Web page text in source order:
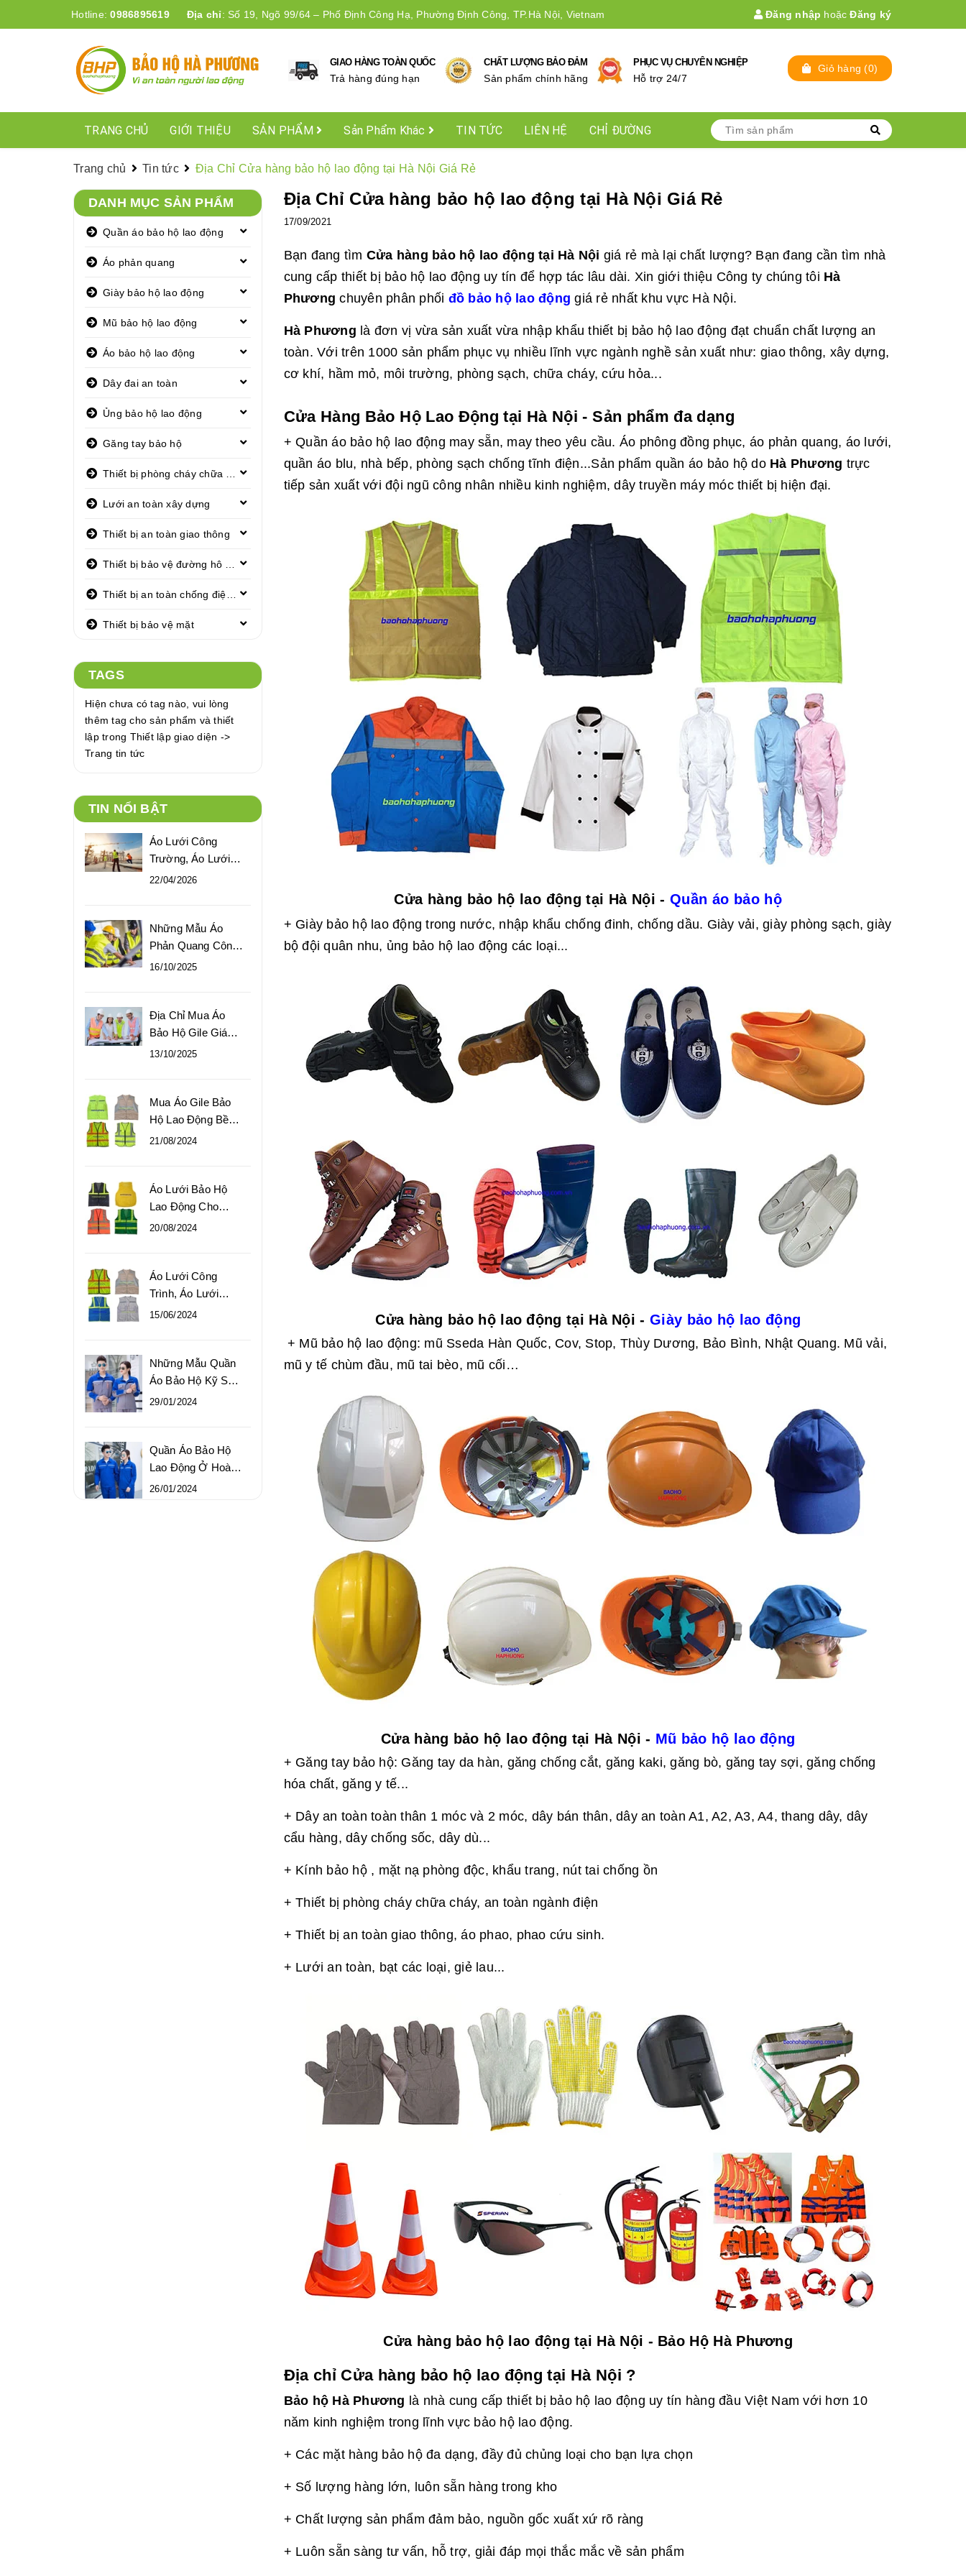
Hotline:0986895619 Địa chỉ: Số 19, Ngõ 99/64 – Phố Định Công Hạ, Phường Định Công, TP.Hà Nội, Vietnam Đăng nhập hoặc Đăng ký
GIAO HÀNG TOÀN QUỐC
Trả hàng đúng hạn
CHẤT LƯỢNG BẢO ĐẢM
Sản phẩm chính hãng
PHỤC VỤ CHUYÊN NGHIỆP
Hỗ trợ 24/7
Giỏ hàng (0)
TRANG CHỦ GIỚI THIỆU SẢN PHẨM Sản Phẩm Khác TIN TỨC LIÊN HỆ CHỈ ĐƯỜNG
Trang chủ Tin tức Địa Chỉ Cửa hàng bảo hộ lao động tại Hà Nội Giá Rẻ
Địa Chỉ Cửa hàng bảo hộ lao động tại Hà Nội Giá Rẻ
17/09/2021
Bạn đang tìm Cửa hàng bảo hộ lao động tại Hà Nội giá rẻ mà lại chất lượng? Bạn đang cần tìm nhà
cung cấp thiết bị bảo hộ lao động uy tín để hợp tác lâu dài. Xin giới thiệu Công ty chúng tôi Hà
Phương chuyên phân phối đồ bảo hộ lao động giá rẻ nhất khu vực Hà Nội.
Hà Phương là đơn vị vừa sản xuất vừa nhập khẩu thiết bị bảo hộ lao động đạt chuẩn chất lượng an
toàn. Với trên 1000 sản phẩm phục vụ nhiều lĩnh vực ngành nghề sản xuất như: giao thông, xây dựng,
cơ khí, hầm mỏ, môi trường, phòng sạch, chữa cháy, cứu hỏa...
Cửa Hàng Bảo Hộ Lao Động tại Hà Nội - Sản phẩm đa dạng
+ Quần áo bảo hộ lao động may sẵn, may theo yêu cầu. Áo phông đồng phục, áo phản quang, áo lưới,
quần áo blu, nhà bếp, phòng sạch chống tĩnh điện...Sản phẩm quần áo bảo hộ do Hà Phương trực
tiếp sản xuất với đội ngũ công nhân nhiều kinh nghiệm, dây truyền máy móc thiết bị hiện đại.
Cửa hàng bảo hộ lao động tại Hà Nội -Quần áo bảo hộ
+ Giày bảo hộ lao động trong nước, nhập khẩu chống đinh, chống dầu. Giày vải, giày phòng sạch, giày
bộ đội quân nhu, ủng bảo hộ lao động các loại...
Cửa hàng bảo hộ lao động tại Hà Nội -Giày bảo hộ lao động
+ Mũ bảo hộ lao động: mũ Sseda Hàn Quốc, Cov, Stop, Thùy Dương, Bảo Bình, Nhật Quang. Mũ vải,
mũ y tế chùm đầu, mũ tai bèo, mũ cối…
Cửa hàng bảo hộ lao động tại Hà Nội - Mũ bảo hộ lao động
+ Găng tay bảo hộ: Găng tay da hàn, găng chống cắt, găng kaki, găng bò, găng tay sợi, găng chống
hóa chất, găng y tế...
+ Dây an toàn toàn thân 1 móc và 2 móc, dây bán thân, dây an toàn A1, A2, A3, A4, thang dây, dây
cẩu hàng, dây chống sốc, dây dù...
+ Kính bảo hộ , mặt nạ phòng độc, khẩu trang, nút tai chống ồn
+ Thiết bị phòng cháy chữa cháy, an toàn ngành điện
+ Thiết bị an toàn giao thông, áo phao, phao cứu sinh.
+ Lưới an toàn, bạt các loại, giẻ lau...
Cửa hàng bảo hộ lao động tại Hà Nội - Bảo Hộ Hà Phương
Địa chỉ Cửa hàng bảo hộ lao động tại Hà Nội ?
Bảo hộ Hà Phương là nhà cung cấp thiết bị bảo hộ lao động uy tín hàng đầu Việt Nam với hơn 10
năm kinh nghiệm trong lĩnh vực bảo hộ lao động.
+ Các mặt hàng bảo hộ đa dạng, đầy đủ chủng loại cho bạn lựa chọn
+ Số lượng hàng lớn, luôn sẵn hàng trong kho
+ Chất lượng sản phẩm đảm bảo, nguồn gốc xuất xứ rõ ràng
+ Luôn sẵn sàng tư vấn, hỗ trợ, giải đáp mọi thắc mắc về sản phẩm
DANH MỤC SẢN PHẨM
Quần áo bảo hộ lao động
Áo phản quang
Giày bảo hộ lao động
Mũ bảo hộ lao động
Áo bảo hộ lao động
Dây đai an toàn
Ủng bảo hộ lao động
Găng tay bảo hộ
Lưới an toàn xây dựng
Thiết bị an toàn giao thông
Thiết bị bảo vệ mặt
TAGS
Hiện chưa có tag nào, vui lòng
thêm tag cho sản phẩm và thiết
lập trong Thiết lập giao diện ->
Trang tin tức
TIN NỔI BẬT
Áo Lưới Công
Trường, Áo Lưới
Phản Quang Bảo
22/04/2026
Những Mẫu Áo
Phản Quang Công
Nhân Xây Dựng
16/10/2025
Địa Chỉ Mua Áo
Bảo Hộ Gile Giá
Gốc Tại Xưởng
13/10/2025
Mua Áo Gile Bảo
Hộ Lao Động Bền
Đẹp, Giá Gốc
21/08/2024
Áo Lưới Bảo Hộ
Lao Động Cho
Công Nhân Giá Tốt
20/08/2024
Áo Lưới Công
Trình, Áo Lưới
Công Trường Chất
15/06/2024
Những Mẫu Quần
Áo Bảo Hộ Kỹ Sư
Bền Đẹp Chất
29/01/2024
Quần Áo Bảo Hộ
Lao Động Ở Hoàn
Kiếm Chất Lượng,
26/01/2024